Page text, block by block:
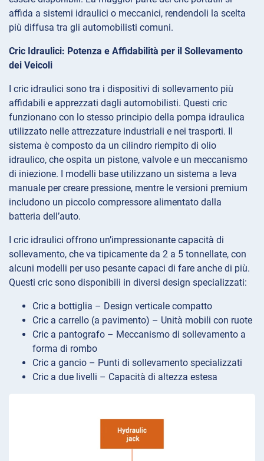
affida a sistemi idraulici o meccanici, rendendoli la scelta
più diffusa tra gli automobilisti comuni.
Cric Idraulici: Potenza e Affidabilità per il Sollevamento
dei Veicoli
I cric idraulici sono tra i dispositivi di sollevamento più
affidabili e apprezzati dagli automobilisti. Questi cric
funzionano con lo stesso principio della pompa idraulica
utilizzato nelle attrezzature industriali e nei trasporti. Il
sistema è composto da un cilindro riempito di olio
idraulico, che ospita un pistone, valvole e un meccanismo
di iniezione. I modelli base utilizzano un sistema a leva
manuale per creare pressione, mentre le versioni premium
includono un piccolo compressore alimentato dalla
batteria dell’auto.
I cric idraulici offrono un’impressionante capacità di
sollevamento, che va tipicamente da 2 a 5 tonnellate, con
alcuni modelli per uso pesante capaci di fare anche di più.
Questi cric sono disponibili in diversi design specializzati:
Cric a bottiglia – Design verticale compatto
Cric a carrello (a pavimento) – Unità mobili con ruote
Cric a pantografo – Meccanismo di sollevamento a
forma di rombo
Cric a gancio – Punti di sollevamento specializzati
Cric a due livelli – Capacità di altezza estesa